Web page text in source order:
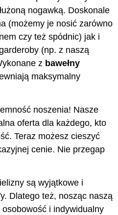
nogawką. Doskonale
(możemy je nosić zarówno
czy też spódnic) jak i
(np. z naszą
z bawełny
maksymalny
noszenia! Nasze
oferta dla każdego, kto
Teraz możesz cieszyć
cenie. Nie przegap
są wyjątkowe i
Dlatego też, nosząc naszą
i indywidualny